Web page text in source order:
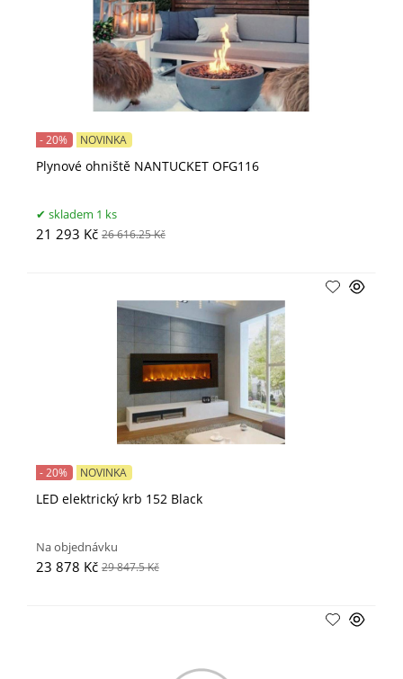
Plynové ohniště NANTUCKET OFG116
- 20% NOVINKA
skladem 1 ks
21 293 Kč 26 616.25 Kč
LED elektrický krb 152 Black
- 20% NOVINKA
Na objednávku
23 878 Kč 29 847.5 Kč